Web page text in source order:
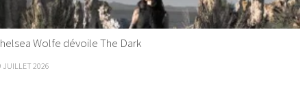
Wolfe dévoile The Dark
JUILLET 2026